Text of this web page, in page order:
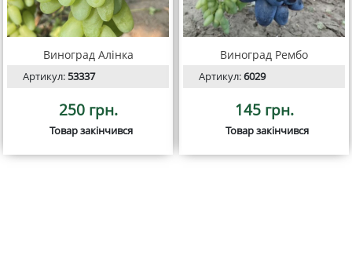
Виноград Алінка
Артикул:53337
250 грн.
Товар закінчився
Виноград Рембо
Артикул:6029
145 грн.
Товар закінчився